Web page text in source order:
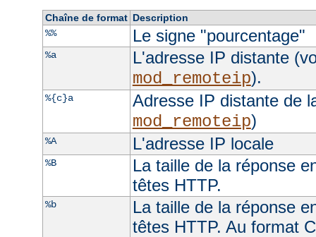
Chaîne de format Description
%%
Le signe "pourcentage"
%a
L'adresse IP distante
mod_remoteip).
%{c}a
Adresse IP distante de
mod_remoteip)
%A L'adresse IP locale
%B
La taille de la réponse
têtes HTTP.
%b
La taille de la réponse
têtes HTTP. Au format